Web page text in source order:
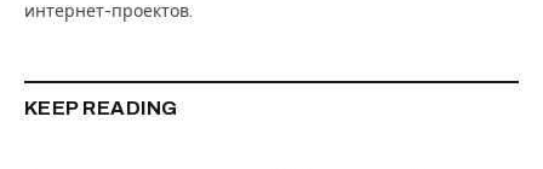
интернет-проектов.
KEEP READING